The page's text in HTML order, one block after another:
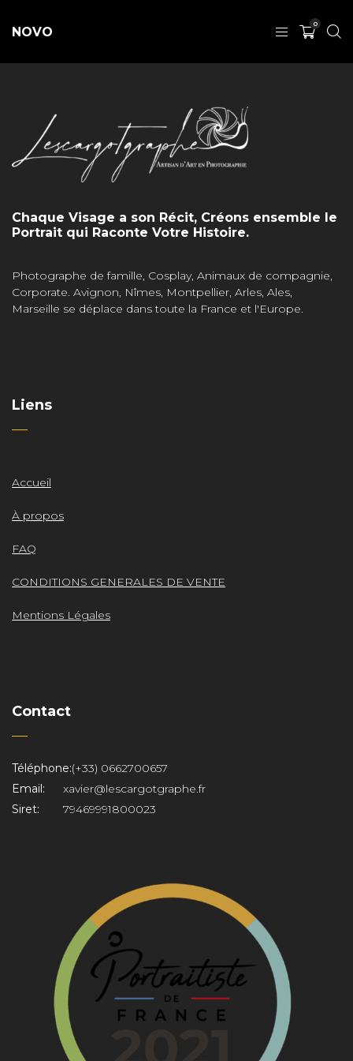
NOVO
0
Chaque Visage a son Récit, Créons ensemble le
Portrait qui Raconte Votre Histoire.
Photographe de famille, Cosplay, Animaux de compagnie,
Corporate. Avignon, Nîmes, Montpellier, Arles, Ales,
Marseille se déplace dans toute la France et l'Europe.
Liens
Accueil
À propos
FAQ
CONDITIONS GENERALES DE VENTE
Mentions Légales
Contact
Téléphone:(+33) 0662700657
Email:
xavier@lescargotgraphe.fr
Siret:
79469991800023